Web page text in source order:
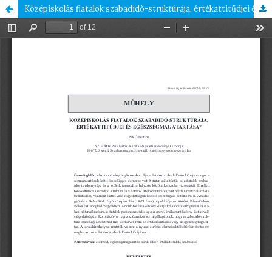
Középiskolás fiatalok szabadidő-struktúrája, értékattitűdjei és egészségmagatartása